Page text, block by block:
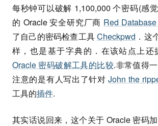
每秒钟可以破解 1,100,000 个密码(感
的 Oracle 安全研究厂商 Red
了自己的密码检查工具Checkpwd ．这
样，也是基于字典的．在该站点上还
Oracle 密码破解工具的比较.非常值得
注意的是有人写出了针对John the
工具的插件.
其实话说回来，这个关于 Oracle 密码